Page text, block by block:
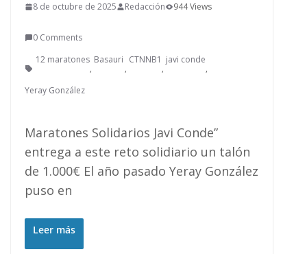
8 de octubre de 2025 Redacción 944 Views
0 Comments
12 maratones
,
Basauri
,
CTNNB1
,
javi conde
,
Yeray González
Maratones Solidarios Javi Conde”
entrega a este reto solidiario un talón
de 1.000€ El año pasado Yeray González
puso en
Leer más